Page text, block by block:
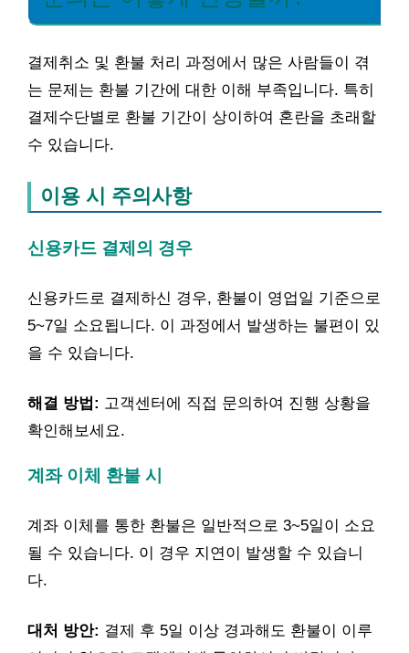
결제취소 및 환불 처리 과정에서 많은 사람들이 겪
는 문제는 환불 기간에 대한 이해 부족입니다. 특히
결제수단별로 환불 기간이 상이하여 혼란을 초래할
수 있습니다.
이용 시 주의사항
신용카드 결제의 경우
신용카드로 결제하신 경우, 환불이 영업일 기준으로
5~7일 소요됩니다. 이 과정에서 발생하는 불편이 있
을 수 있습니다.
해결 방법: 고객센터에 직접 문의하여 진행 상황을
확인해보세요.
계좌 이체 환불 시
계좌 이체를 통한 환불은 일반적으로 3~5일이 소요
될 수 있습니다. 이 경우 지연이 발생할 수 있습니
다.
대처 방안: 결제 후 5일 이상 경과해도 환불이 이루